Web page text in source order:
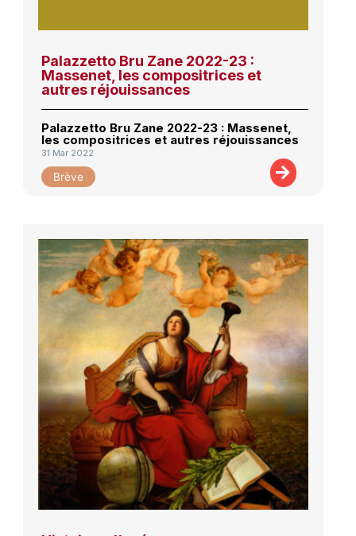
Palazzetto Bru Zane 2022-23 :
Massenet, les compositrices et
autres réjouissances
Palazzetto Bru Zane 2022-23 : Massenet,
les compositrices et autres réjouissances
31 Mar 2022
Brève